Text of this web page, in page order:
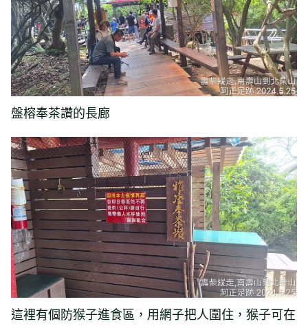
盤榕奉茶讚的長廊
這裡有個防猴子進食區，用網子把人圍住，猴子可在